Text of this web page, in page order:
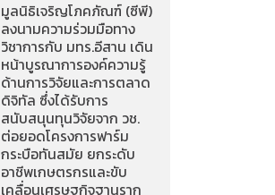
มูลนิธิเจริญโภคภัณฑ์ (ซีพี)
ลงนามความร่วมมือทาง
วิชาการกับ มทร.อีสาน เดิน
หน้าบูรณาการองค์ความรู้
ด้านการวิจัยและการตลาด
ดิจิทัล ซึ่งได้รับการ
สนับสนุนทุนวิจัยจาก วช.
ต่อยอดโครงการฟาร์ม
กระบือทันสมัย ยกระดับ
อาชีพเกษตรกรและขับ
เคลื่อนเศรษฐกิจฐานราก